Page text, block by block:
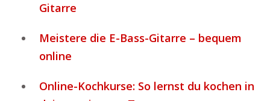
Gitarre
Meistere die E-Bass-Gitarre – bequem
online
Online-Kochkurse: So lernst du kochen in